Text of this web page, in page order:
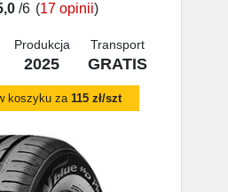
/6 (17 opinii)
Produkcja
2025
Transport
GRATIS
koszyku za115 zł/szt